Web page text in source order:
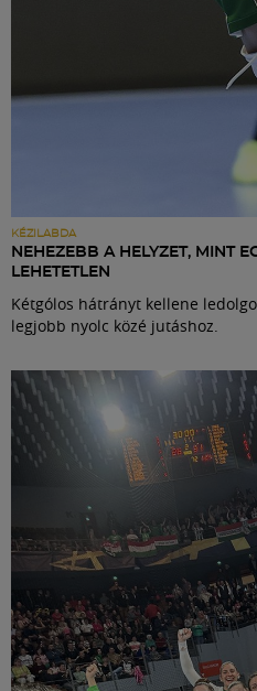
KÉZILABDA
NEHEZEBB A HELYZET, MINT
LEHETETLEN
Kétgólos hátrányt kellene
legjobb nyolc közé jutáshoz.
Shop
English